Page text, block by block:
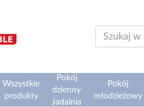
Wszystkie
produkty
Pokój
dzienny
Jadalnia
Pokój
młodzieżowy